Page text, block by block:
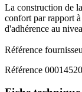
La construction de
confort par rapport
d'adhérence au
Référence
Référence